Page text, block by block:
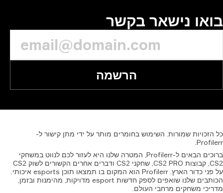
נישאר בקשר
הרשמה
שמורות. השימוש בחומרים מותר על ידי מתן קישור ל-
ברוכים הבאים ל-Profilerr, המטרה שלנו היא לעזור לכם לנווט במשחקי
CS2, קבוצות CS2 PRO, שחקני CS2 ודברים אחרים הקשורים לשוק CS2
על פני כדור הארץ. Profilerr הוא המקום בו תמצאו תוכן esports איכותי.
הכותבים שלנו שואפים לספק חדשות esport מדויקות, מהימנות ובזמן,
משחקים מרחבי העולם.